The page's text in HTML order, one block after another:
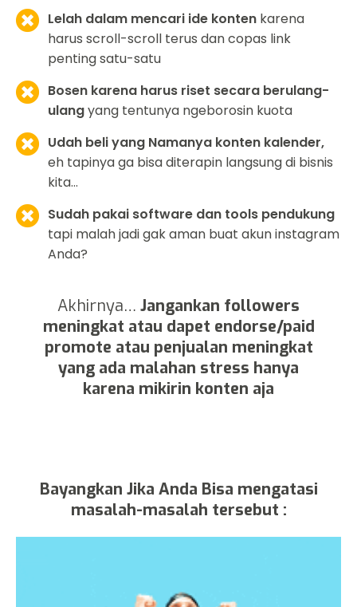
Lelah dalam mencari ide konten karena
harus scroll-scroll terus dan copas link
penting satu-satu
Bosen karena harus riset secara berulang-
ulangyang tentunya ngeborosin kuota
Udah beli yang Namanya konten kalender,
eh tapinya ga bisa diterapin langsung di bisnis
kita…
Sudah pakai software dan tools pendukung
tapi malah jadi gak aman buat akun instagram
Anda?
Akhirnya… Jangankan followers
meningkat atau dapet endorse/paid
promote atau penjualan meningkat
yang ada malahan stress hanya
karena mikirin konten aja
Bayangkan Jika Anda Bisa mengatasi
masalah-masalah tersebut :